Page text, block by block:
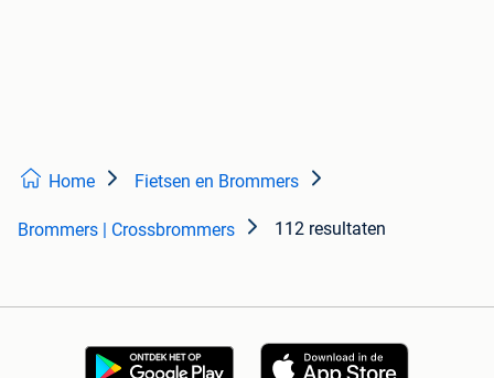
Home Fietsen en Brommers
Brommers | Crossbrommers 112 resultaten